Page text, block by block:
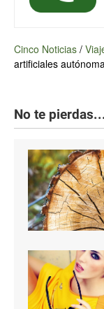
Cinco Noticias /
artificiales
No te